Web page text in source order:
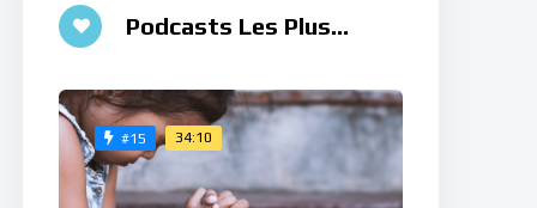
Podcasts Les Plus
#15 34:10